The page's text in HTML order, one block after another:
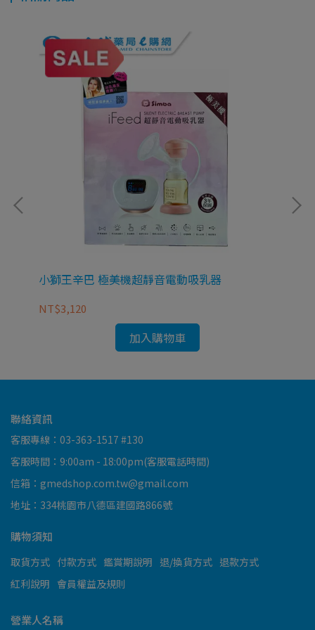
小獅王辛巴 極美機超靜音電動吸乳器
NT$3,120
加入購物車
聯絡資訊
客服專線：03-363-1517 #130
客服時間：9:00am - 18:00pm(客服電話時間)
信箱：gmedshop.com.tw@gmail.com
地址：334桃園市八德區建國路866號
購物須知
取貨方式 付款方式 鑑賞期說明 退/換貨方式 退款方式
紅利說明 會員權益及規則
營業人名稱